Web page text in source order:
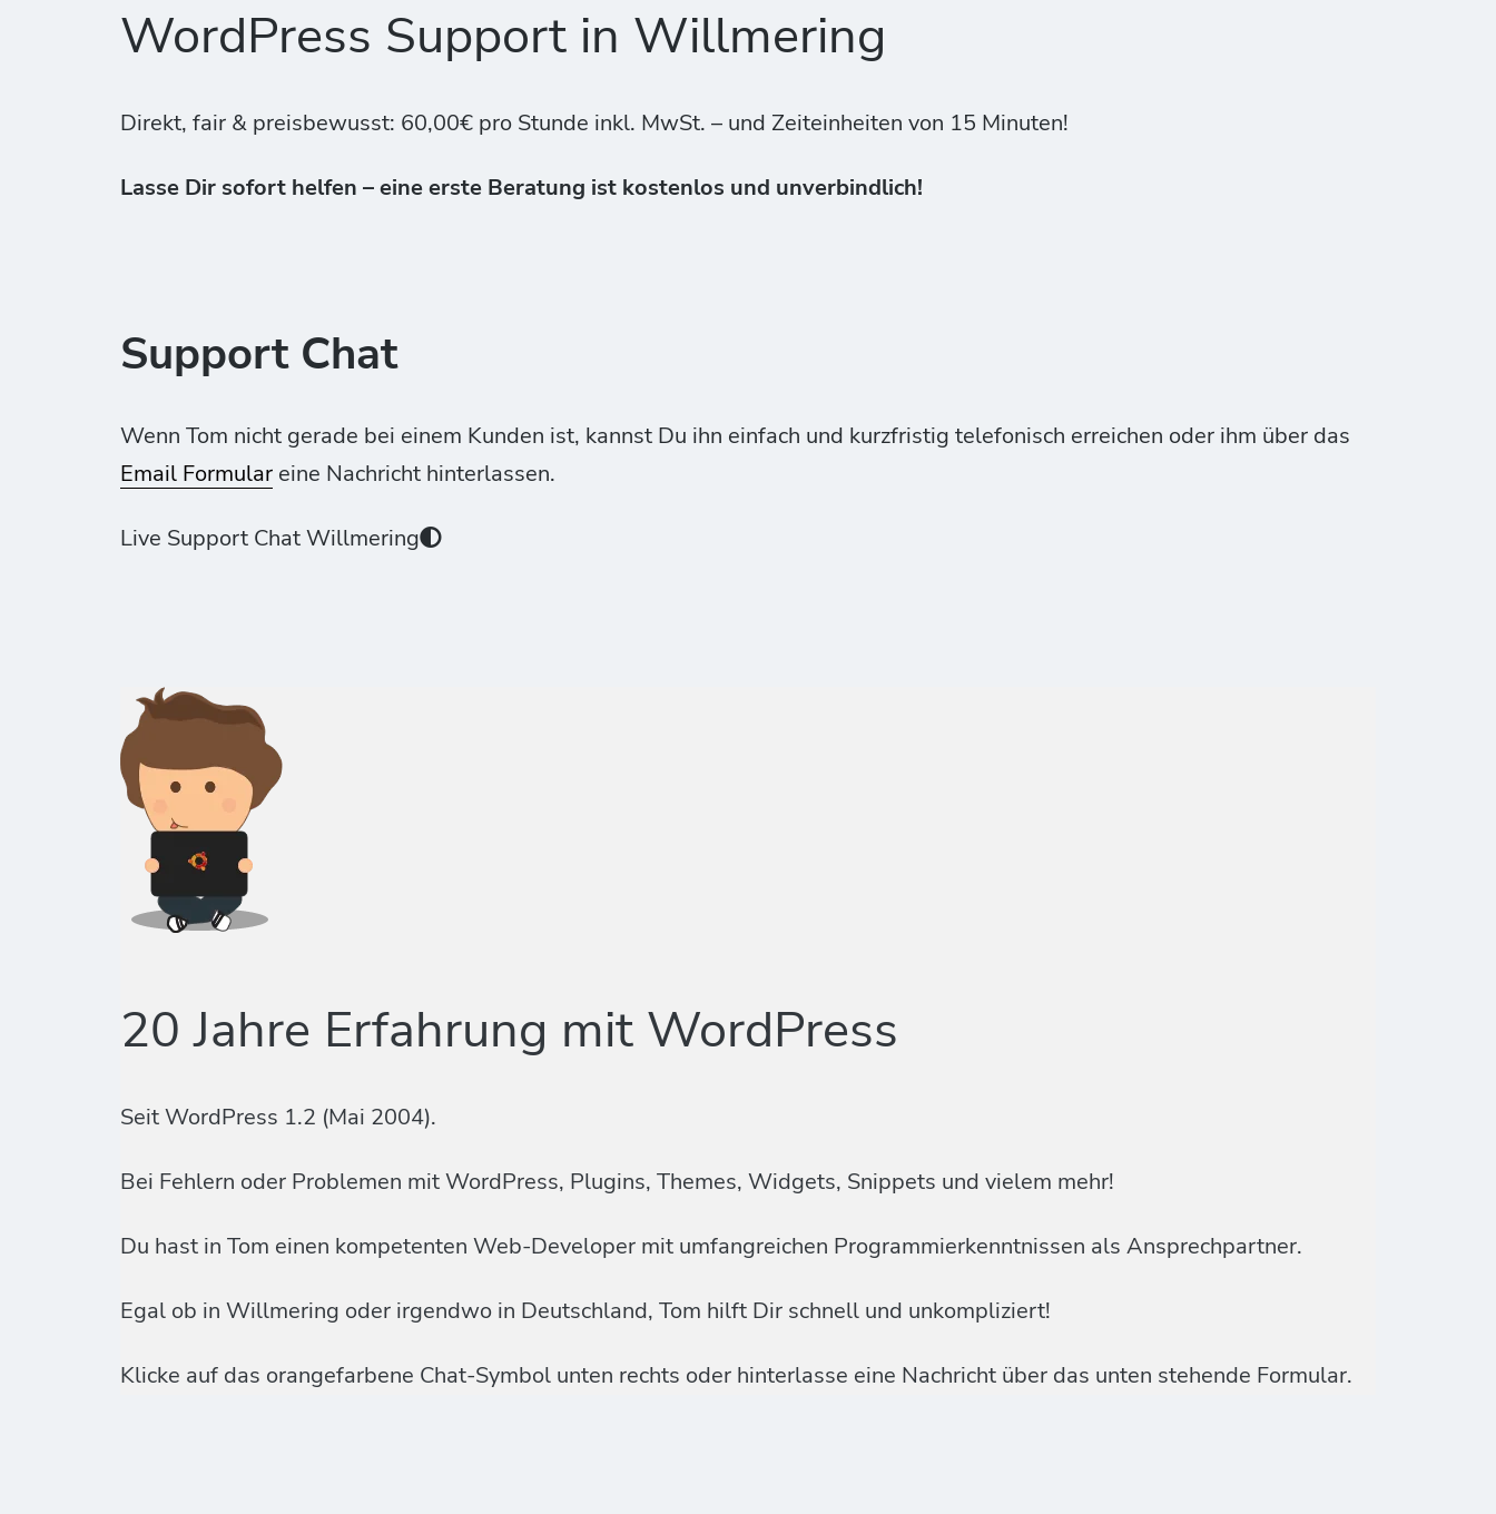
WordPress Support in Willmering
Direkt, fair & preisbewusst: 60,00€ pro Stunde inkl. MwSt. – und Zeiteinheiten von 15 Minuten!
Lasse Dir sofort helfen – eine erste Beratung ist kostenlos und unverbindlich!
Support Chat
Wenn Tom nicht gerade bei einem Kunden ist, kannst Du ihn einfach und kurzfristig telefonisch erreichen oder ihm über das
Email Formulareine Nachricht hinterlassen.
Live Support Chat Willmering
20 Jahre Erfahrung mit WordPress
Seit WordPress 1.2 (Mai 2004).
Bei Fehlern oder Problemen mit WordPress, Plugins, Themes, Widgets, Snippets und vielem mehr!
Du hast in Tom einen kompetenten Web-Developer mit umfangreichen Programmierkenntnissen als Ansprechpartner.
Egal ob in Willmering oder irgendwo in Deutschland, Tom hilft Dir schnell und unkompliziert!
Klicke auf das orangefarbene Chat-Symbol unten rechts oder hinterlasse eine Nachricht über das unten stehende Formular.